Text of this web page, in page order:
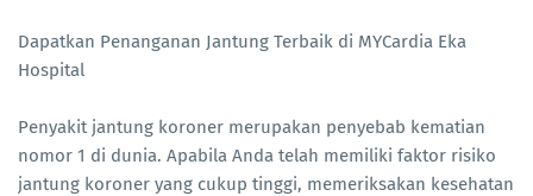
Dapatkan Penanganan Jantung Terbaik di MYCardia Eka
Hospital
Penyakit jantung koroner merupakan penyebab kematian
nomor 1 di dunia. Apabila Anda telah memiliki faktor risiko
jantung koroner yang cukup tinggi, memeriksakan kesehatan